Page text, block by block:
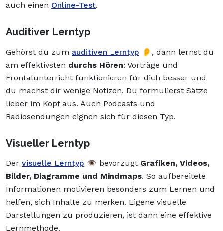
auch einen Online-Test.
Auditiver Lerntyp
Gehörst du zum auditiven Lerntyp 👂, dann lernst du
am effektivsten durchs Hören: Vorträge und
Frontalunterricht funktionieren für dich besser und
du machst dir wenige Notizen. Du formulierst Sätze
lieber im Kopf aus. Auch Podcasts und
Radiosendungen eignen sich für diesen Typ.
Visueller Lerntyp
Der visuelle Lerntyp 👁️ bevorzugt Grafiken, Videos,
Bilder, Diagramme und Mindmaps. So aufbereitete
Informationen motivieren besonders zum Lernen und
helfen, sich Inhalte zu merken. Eigene visuelle
Darstellungen zu produzieren, ist dann eine effektive
Lernmethode.